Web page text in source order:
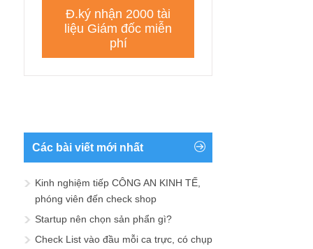
Các bài viết mới nhất
Kinh nghiệm tiếp CÔNG AN KINH TẾ,
phóng viên đến check shop
Startup nên chọn sản phẩn gì?
Check List vào đầu mỗi ca trực, có chụp